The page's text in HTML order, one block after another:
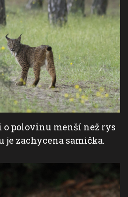
o polovinu menší než rys
je zachycena samička.